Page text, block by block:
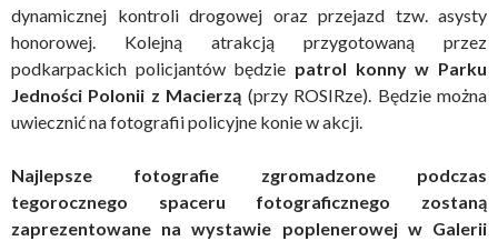
dynamicznej kontroli drogowej oraz przejazd tzw. asysty
honorowej. Kolejną atrakcją przygotowaną przez
podkarpackich policjantów będzie patrol konny w Parku
Jedności Polonii z Macierzą (przy ROSIRze). Będzie można
uwiecznić na fotografii policyjne konie w akcji.
Najlepsze fotografie zgromadzone podczas
tegorocznego spaceru fotograficznego zostaną
zaprezentowane na wystawie poplenerowej w Galerii